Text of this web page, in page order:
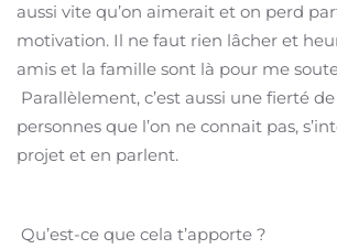
aussi vite qu’on aimerait et on perd
motivation. Il ne faut rien lâcher et
amis et la famille sont là pour me
Parallèlement, c’est aussi une fierté
personnes que l’on ne connait pas,
projet et en parlent.
Qu’est-ce que cela t’apporte ?